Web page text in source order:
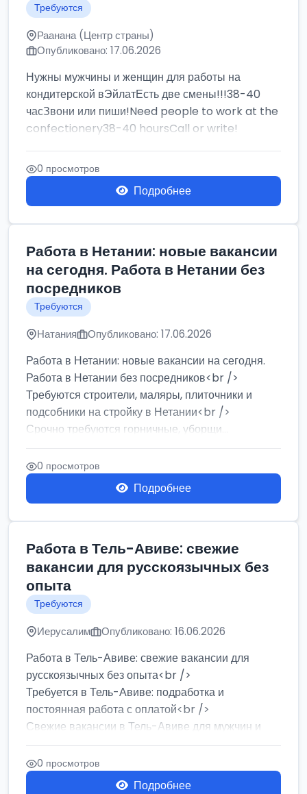
Требуются
Раанана (Центр страны)
Опубликовано: 17.06.2026
Нужны мужчины и женщин для работы на
кондитерской вЭйлатЕсть две смены!!!38-40
часЗвони или пиши!Need people to work at the
confectionery38-40 hoursCall or write!
0 просмотров
Подробнее
Работа в Нетании: новые вакансии
на сегодня. Работа в Нетании без
посредников
Требуются
Натания Опубликовано: 17.06.2026
Работа в Нетании: новые вакансии на сегодня.
Работа в Нетании без посредников<br />
Требуются строители, маляры, плиточники и
подсобники на стройку в Нетании<br />
Срочно требуются горничные, уборщи...
0 просмотров
Подробнее
Работа в Тель-Авиве: свежие
вакансии для русскоязычных без
опыта
Требуются
Иерусалим Опубликовано: 16.06.2026
Работа в Тель-Авиве: свежие вакансии для
русскоязычных без опыта<br />
Требуется в Тель-Авиве: подработка и
постоянная работа с оплатой<br />
Свежие вакансии в Тель-Авиве для мужчин и
женщин от хозя...
0 просмотров
Подробнее